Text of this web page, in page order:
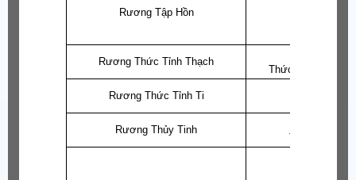
Rương Tập Hồn
Rương Thức Tỉnh Thạch
Thức Tỉnh Thạch:
Rương Thức Tỉnh Ti
Rương Thủy Tinh
Thủy Tinh: